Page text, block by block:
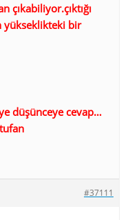
çıkabiliyor.çıktığı
yükseklikteki bir
düşünceye cevap…
#37111